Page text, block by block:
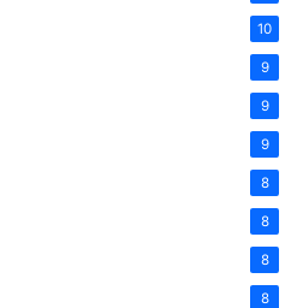
10
9
9
9
8
8
8
8